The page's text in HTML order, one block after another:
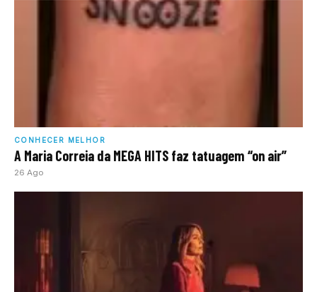
CONHECER MELHOR
A Maria Correia da MEGA HITS faz tatuagem “on air”
26 Ago